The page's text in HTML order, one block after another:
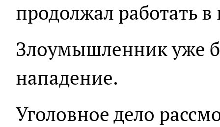
продолжал работать
Злоумышленник уже
нападение.
Уголовное дело